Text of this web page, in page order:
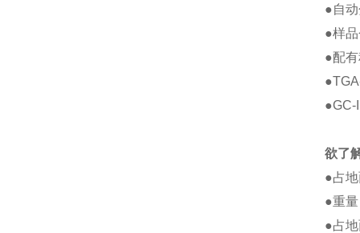
●自
●样
●配
●
●GC-
欲了
●占
●重
●占